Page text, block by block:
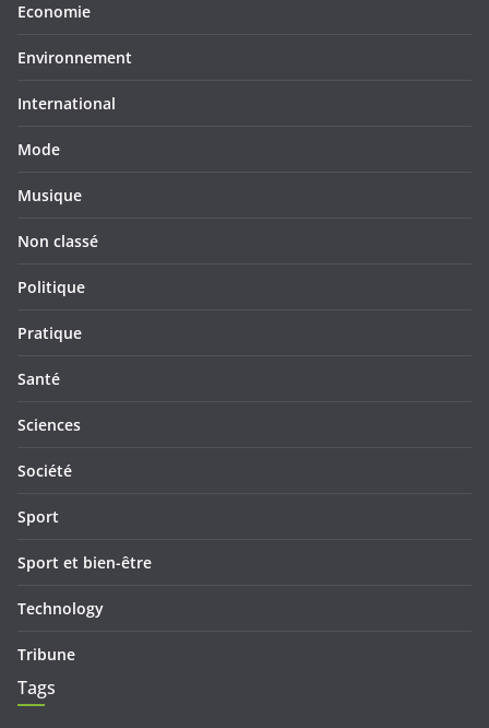
Economie
Environnement
International
Mode
Musique
Non classé
Politique
Pratique
Santé
Sciences
Société
Sport
Sport et bien-être
Technology
Tribune
Tags